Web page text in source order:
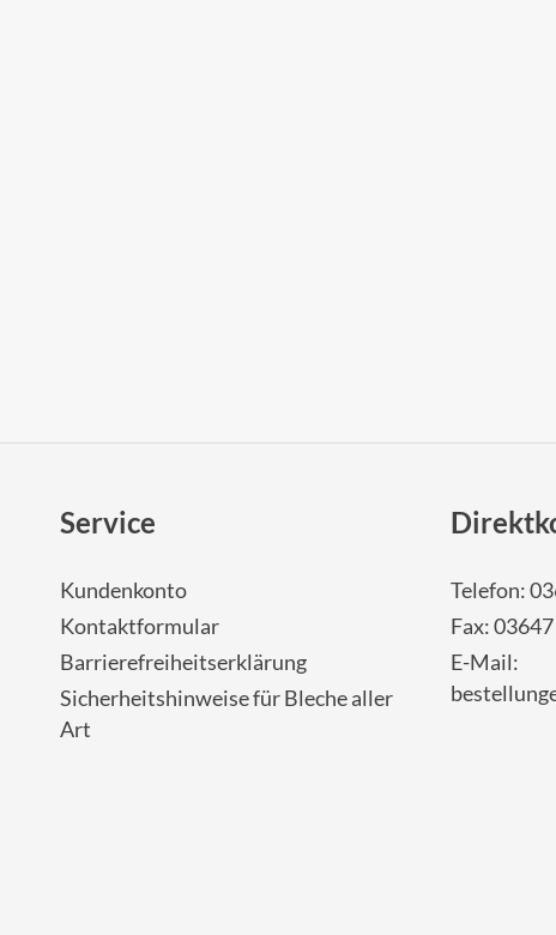
Service
Kundenkonto
Kontaktformular
Barrierefreiheitserklärung
Sicherheitshinweise für Bleche aller
Art
Telefon:
Fax:
E-Mail: